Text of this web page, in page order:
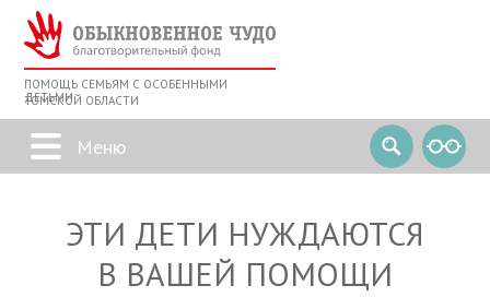
ПОМОЩЬ СЕМЬЯМ С ОСОБЕННЫМИ
ДЕТЬМИ
ТОМСКОЙ ОБЛАСТИ
ЭТИ ДЕТИ НУЖДАЮТСЯ
В ВАШЕЙ ПОМОЩИ